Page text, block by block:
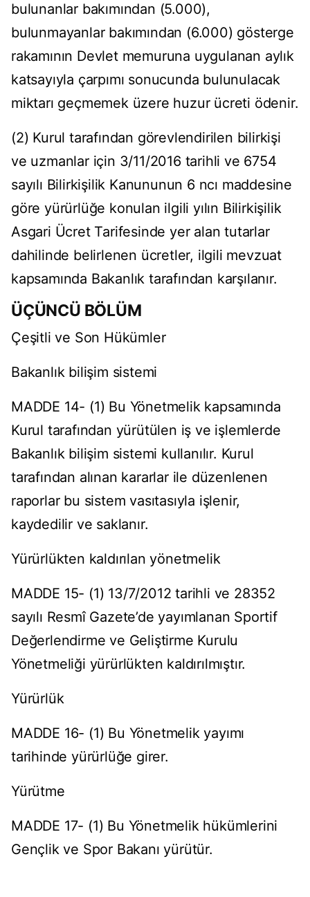
bulunanlar bakımından (5.000),
bulunmayanlar bakımından (6.000) gösterge
rakamının Devlet memuruna uygulanan aylık
katsayıyla çarpımı sonucunda bulunulacak
miktarı geçmemek üzere huzur ücreti ödenir.
(2) Kurul tarafından görevlendirilen bilirkişi
ve uzmanlar için 3/11/2016 tarihli ve 6754
sayılı Bilirkişilik Kanununun 6 ncı maddesine
göre yürürlüğe konulan ilgili yılın Bilirkişilik
Asgari Ücret Tarifesinde yer alan tutarlar
dahilinde belirlenen ücretler, ilgili mevzuat
kapsamında Bakanlık tarafından karşılanır.
ÜÇÜNCÜ BÖLÜM
Çeşitli ve Son Hükümler
Bakanlık bilişim sistemi
MADDE 14- (1) Bu Yönetmelik kapsamında
Kurul tarafından yürütülen iş ve işlemlerde
Bakanlık bilişim sistemi kullanılır. Kurul
tarafından alınan kararlar ile düzenlenen
raporlar bu sistem vasıtasıyla işlenir,
kaydedilir ve saklanır.
Yürürlükten kaldırılan yönetmelik
MADDE 15- (1) 13/7/2012 tarihli ve 28352
sayılı Resmî Gazete’de yayımlanan Sportif
Değerlendirme ve Geliştirme Kurulu
Yönetmeliği yürürlükten kaldırılmıştır.
Yürürlük
MADDE 16- (1) Bu Yönetmelik yayımı
tarihinde yürürlüğe girer.
Yürütme
MADDE 17- (1) Bu Yönetmelik hükümlerini
Gençlik ve Spor Bakanı yürütür.